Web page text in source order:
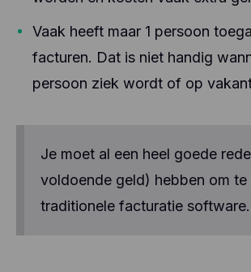
Vaak heeft maar 1 persoon
facturen. Dat is niet handig
persoon ziek wordt of op
Je moet al een heel goede
voldoende geld) hebben om
traditionele facturatie software.